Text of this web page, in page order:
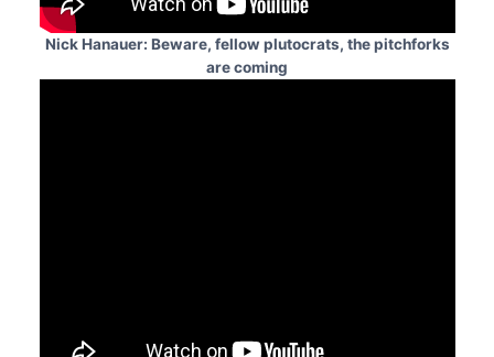
Nick Hanauer: Beware, fellow plutocrats, the pitchforks
are coming